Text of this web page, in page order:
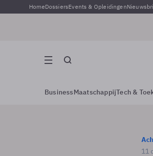
HomeDossiersEvents & Opleidingen
BusinessMaatschappijTech &
11